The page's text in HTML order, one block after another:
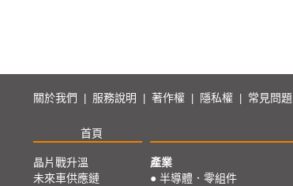
關於我們 服務說明 著作權 隱私權 常見問題
首頁
晶片戰升溫
未來車供應鏈
產業
● 半導體．零組件